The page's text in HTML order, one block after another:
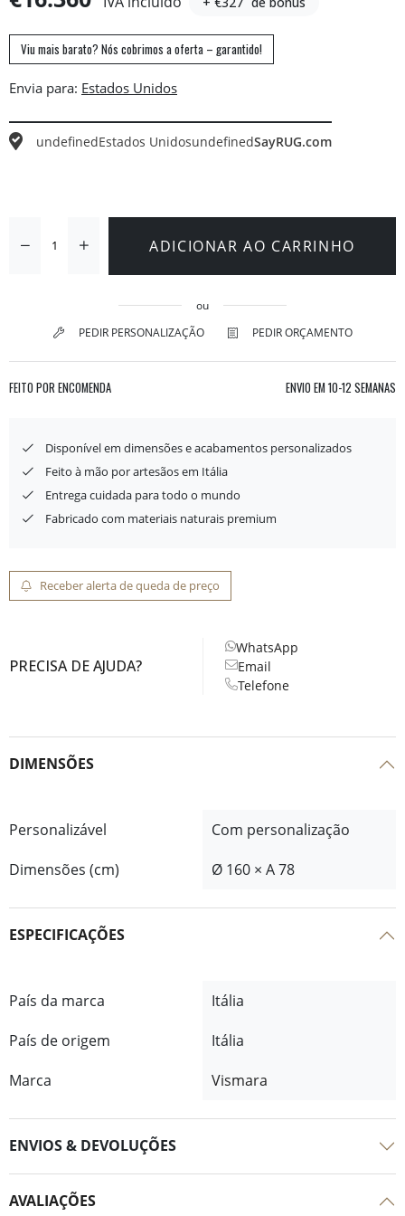
Viu mais barato? Nós cobrimos a oferta – garantido!
Envia para:
undefinedEstados UnidosundefinedSayRUG.com
ADICIONAR AO CARRINHO
ou
PEDIR PERSONALIZAÇÃO
PEDIR ORÇAMENTO
FEITO POR ENCOMENDA ENVIO EM 10-12 SEMANAS
Disponível em dimensões e acabamentos personalizados
Feito à mão por artesãos em Itália
Entrega cuidada para todo o mundo
Fabricado com materiais naturais premium
Receber alerta de queda de preço
PRECISA DE AJUDA?
WhatsApp
Email
Telefone
DIMENSÕES
Personalizável
Com personalização
Dimensões (cm)
Ø 160 × A 78
ESPECIFICAÇÕES
País da marca
Itália
País de origem
Itália
Marca
Vismara
ENVIOS & DEVOLUÇÕES
AVALIAÇÕES